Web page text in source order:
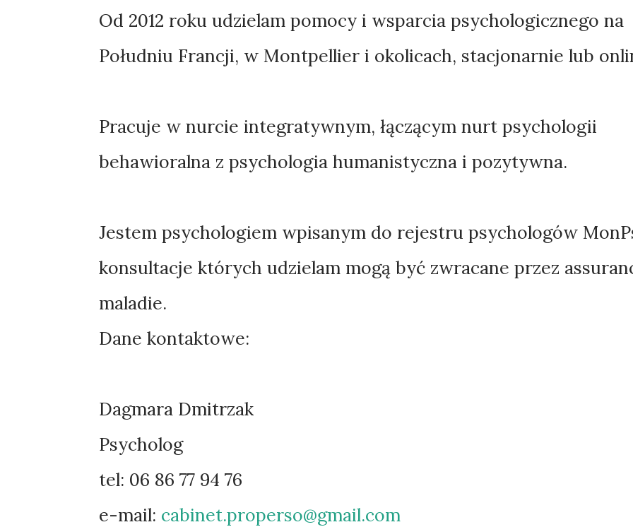
Od 2012 roku udzielam pomocy i wsparcia psychologicznego na
Południu Francji, w Montpellier i okolicach, stacjonarnie lub
Pracuje w nurcie integratywnym, łączącym nurt psychologii
behawioralna z psychologia humanistyczna i pozytywna.
Jestem psychologiem wpisanym do rejestru psychologów
konsultacje których udzielam mogą być zwracane przez
maladie.
Dane kontaktowe:
Dagmara Dmitrzak
Psycholog
tel: 06 86 77 94 76
e-mail: cabinet.properso@gmail.com